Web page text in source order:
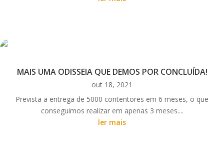
MAIS UMA ODISSEIA QUE DEMOS POR CONCLUÍDA!
out 18, 2021
Prevista a entrega de 5000 contentores em 6 meses, o que
conseguimos realizar em apenas 3 meses....
ler mais